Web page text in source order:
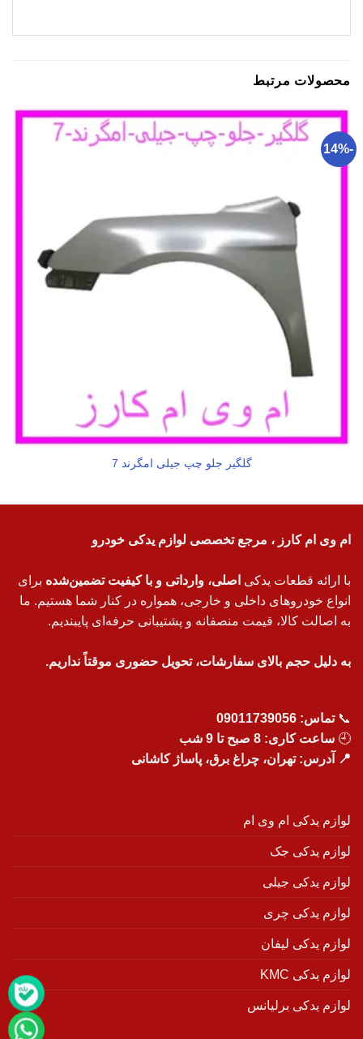
محصولات مرتبط
-14%
گلگیر جلو چپ جیلی امگرند 7
ام وی ام کارز ، مرجع تخصصی لوازم یدکی خودرو
با ارائه قطعات یدکی اصلی، وارداتی و با کیفیت تضمین‌شده برای
انواع خودروهای داخلی و خارجی، همواره در کنار شما هستیم. ما
به اصالت کالا، قیمت منصفانه و پشتیبانی حرفه‌ای پایبندیم.
به دلیل حجم بالای سفارشات، تحویل حضوری موقتاً نداریم.
📞تماس: 09011739056
🕘 ساعت کاری: 8 صبح تا 9 شب
📍 آدرس: تهران، چراغ برق، پاساژ کاشانی
لوازم یدکی ام وی ام
لوازم یدکی جک
لوازم یدکی جیلی
لوازم یدکی چری
لوازم یدکی لیفان
لوازم یدکی KMC
لوازم یدکی برلیانس